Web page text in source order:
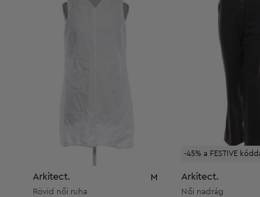
Arkitect. M
Rövid női ruha
-45% a FESTIVE
Arkitect.
Női nadrág